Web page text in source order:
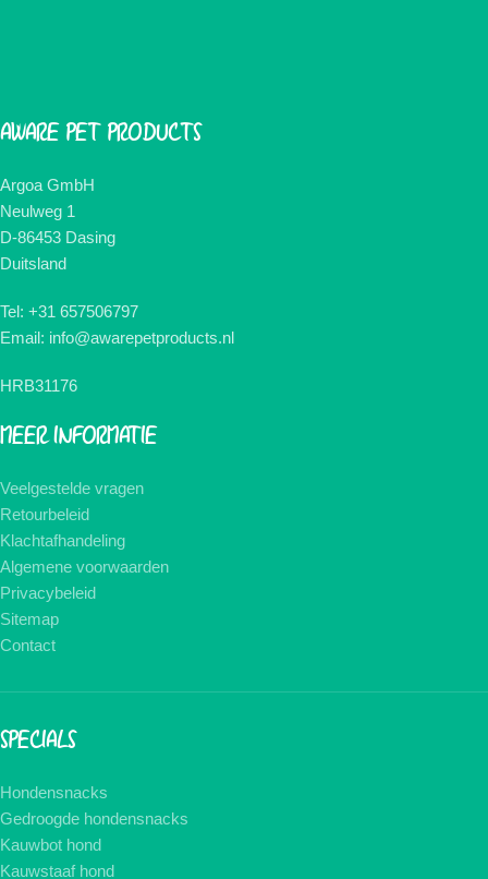
AWARE PET PRODUCTS
Argoa GmbH
Neulweg 1
D-86453 Dasing
Duitsland
Tel: +31 657506797
Email: info@awarepetproducts.nl
HRB31176
MEER INFORMATIE
Veelgestelde vragen
Retourbeleid
Klachtafhandeling
Algemene voorwaarden
Privacybeleid
Sitemap
Contact
SPECIALS
Hondensnacks
Gedroogde hondensnacks
Kauwbot hond
Kauwstaaf hond